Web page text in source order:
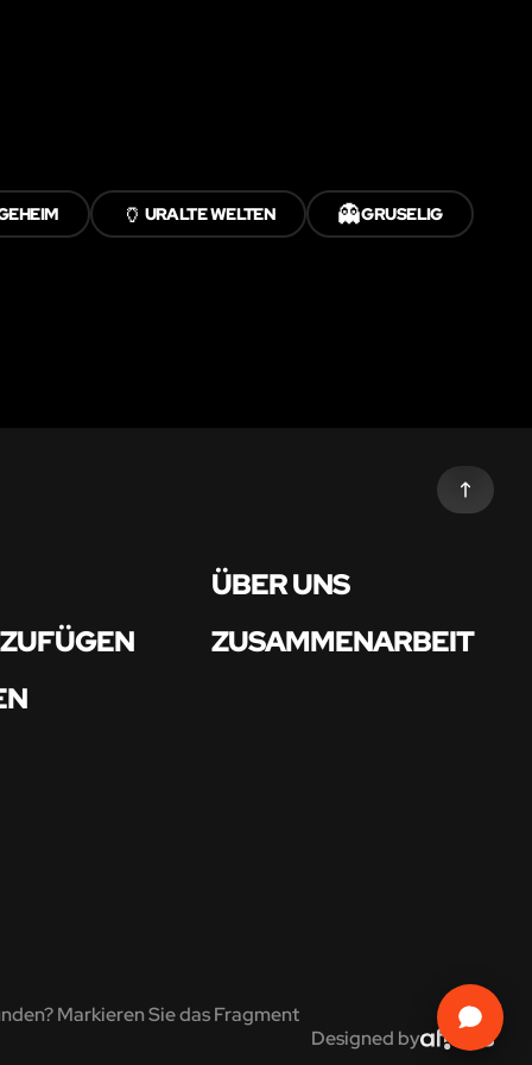
🏺 URALTE WELTEN 👻GRUSELIG
ÜBER UNS
ZUSAMMENARBEIT
Markieren Sie das Fragment
Designed by